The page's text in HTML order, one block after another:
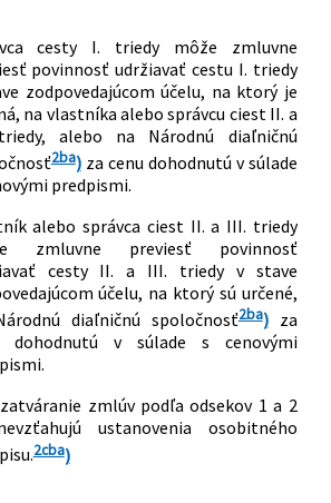
cesty I. triedy môže zmluvne
povinnosť udržiavať cestu I. triedy
zodpovedajúcom účelu, na ktorý je
na vlastníka alebo správcu ciest II. a
alebo na Národnú diaľničnú
2ba)za cenu dohodnutú v súlade
predpismi.
alebo správca ciest II. a III. triedy
zmluvne previesť povinnosť
cesty II. a III. triedy v stave
účelu, na ktorý sú určené,
diaľničnú spoločnosť2ba)za
dohodnutú v súlade s cenovými
zmlúv podľa odsekov 1 a 2
ustanovenia osobitného
2cba)